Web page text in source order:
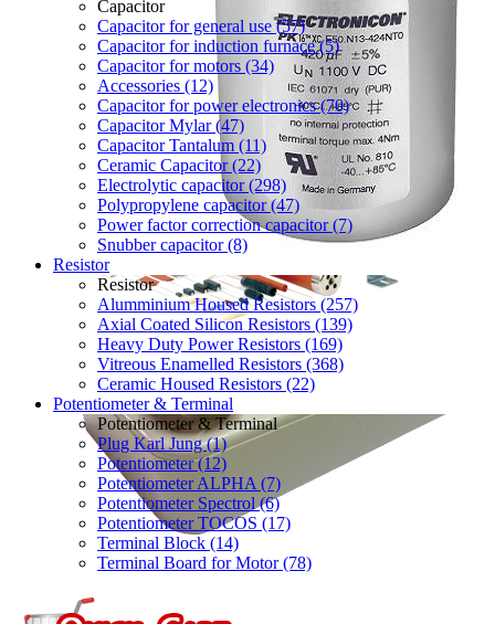
Capacitor
Capacitor for general use (57)
Capacitor for induction furnace (5)
Capacitor for motors (34)
Accessories (12)
Capacitor for power electronics (70)
Capacitor Mylar (47)
Capacitor Tantalum (11)
Ceramic Capacitor (22)
Electrolytic capacitor (298)
Polypropylene capacitor (47)
Power factor correction capacitor (7)
Snubber capacitor (8)
Resistor
Resistor
Alumminium Housed Resistors (257)
Axial Coated Silicon Resistors (139)
Heavy Duty Power Resistors (169)
Vitreous Enamelled Resistors (368)
Ceramic Housed Resistors (22)
Potentiometer & Terminal
Potentiometer & Terminal
Plug Karl Jung (1)
Potentiometer (12)
Potentiometer ALPHA (7)
Potentiometer Spectrol (6)
Potentiometer TOCOS (17)
Terminal Block (14)
Terminal Board for Motor (78)